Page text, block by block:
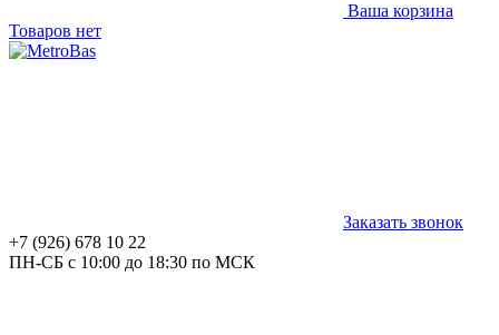
Ваша корзина
Товаров нет
Заказать звонок
+7 (926) 678 10 22
ПН-СБ с 10:00 до 18:30 по МСК